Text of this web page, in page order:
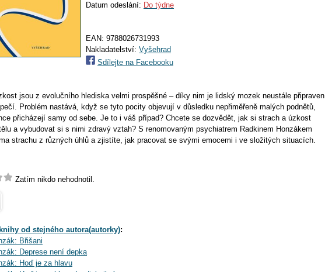
Datum odeslání: Do týdne
EAN: 9788026731993
Nakladatelství: Vyšehrad
Sdílejte na Facebooku
jsou z evolučního hlediska velmi prospěšné – díky nim je lidský mozek neustále připraven
Problém nastává, když se tyto pocity objevují v důsledku nepřiměřeně malých podnětů,
přicházejí samy od sebe. Je to i váš případ? Chcete se dozvědět, jak si strach a úzkost
a vybudovat si s nimi zdravý vztah? S renomovaným psychiatrem Radkinem Honzákem
strachu z různých úhlů a zjistíte, jak pracovat se svými emocemi i ve složitých situacích.
Zatím nikdo nehodnotil.
od stejného autora(autorky):
Břišani
Deprese není depka
Hoď je za hlavu